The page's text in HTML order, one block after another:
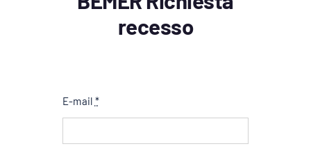
recesso
E-mail *